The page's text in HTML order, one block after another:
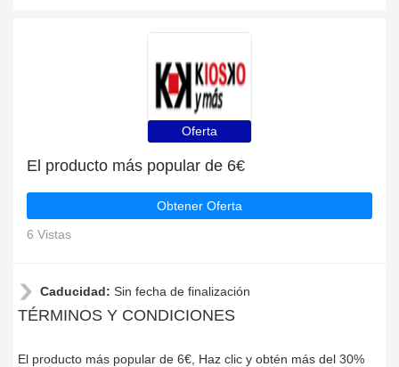
Oferta
El producto más popular de 6€
Obtener Oferta
6 Vistas
Caducidad: Sin fecha de finalización
TÉRMINOS Y CONDICIONES
El producto más popular de 6€, Haz clic y obtén más del 30%